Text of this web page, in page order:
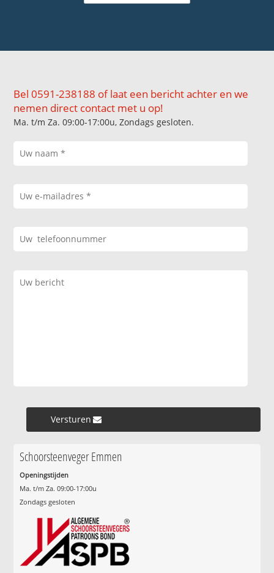
Bel 0591-238188 of laat een bericht achter en we
nemen direct contact met u op!
Ma. t/m Za. 09:00-17:00u, Zondags gesloten.
Versturen »
Schoorsteenveger Emmen
Openingstijden
Ma. t/m Za. 09:00-17:00u
Zondags gesloten